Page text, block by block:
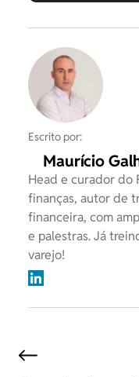
Escrito por:
Maurício
Head e curador do
finanças, autor de
financeira, com
e palestras. Já
varejo!